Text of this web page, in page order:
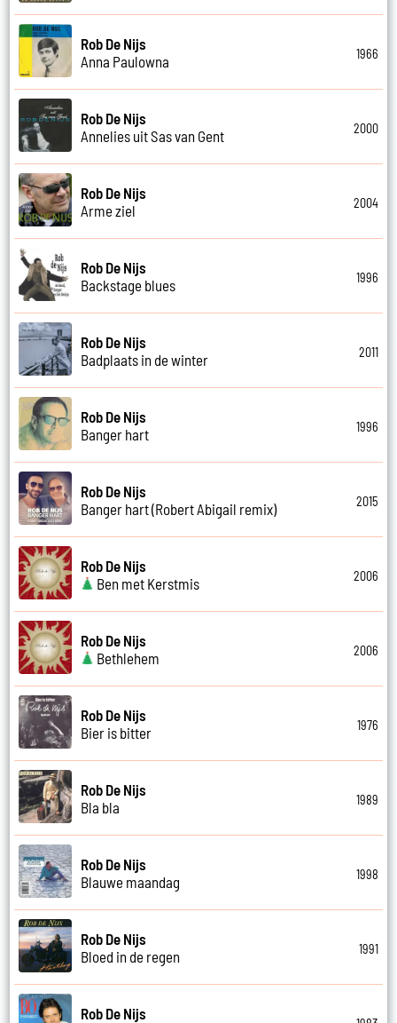
Rob De Nijs
Anna Paulowna
1966
Rob De Nijs
Annelies uit Sas van Gent
2000
Rob De Nijs
Arme ziel
2004
Rob De Nijs
Backstage blues
1996
Rob De Nijs
Badplaats in de winter
2011
Rob De Nijs
Banger hart
1996
Rob De Nijs
Banger hart (Robert Abigail remix)
2015
Rob De Nijs
Ben met Kerstmis
2006
Rob De Nijs
Bethlehem
2006
Rob De Nijs
Bier is bitter
1976
Rob De Nijs
Bla bla
1989
Rob De Nijs
Blauwe maandag
1998
Rob De Nijs
Bloed in de regen
1991
Rob De Nijs